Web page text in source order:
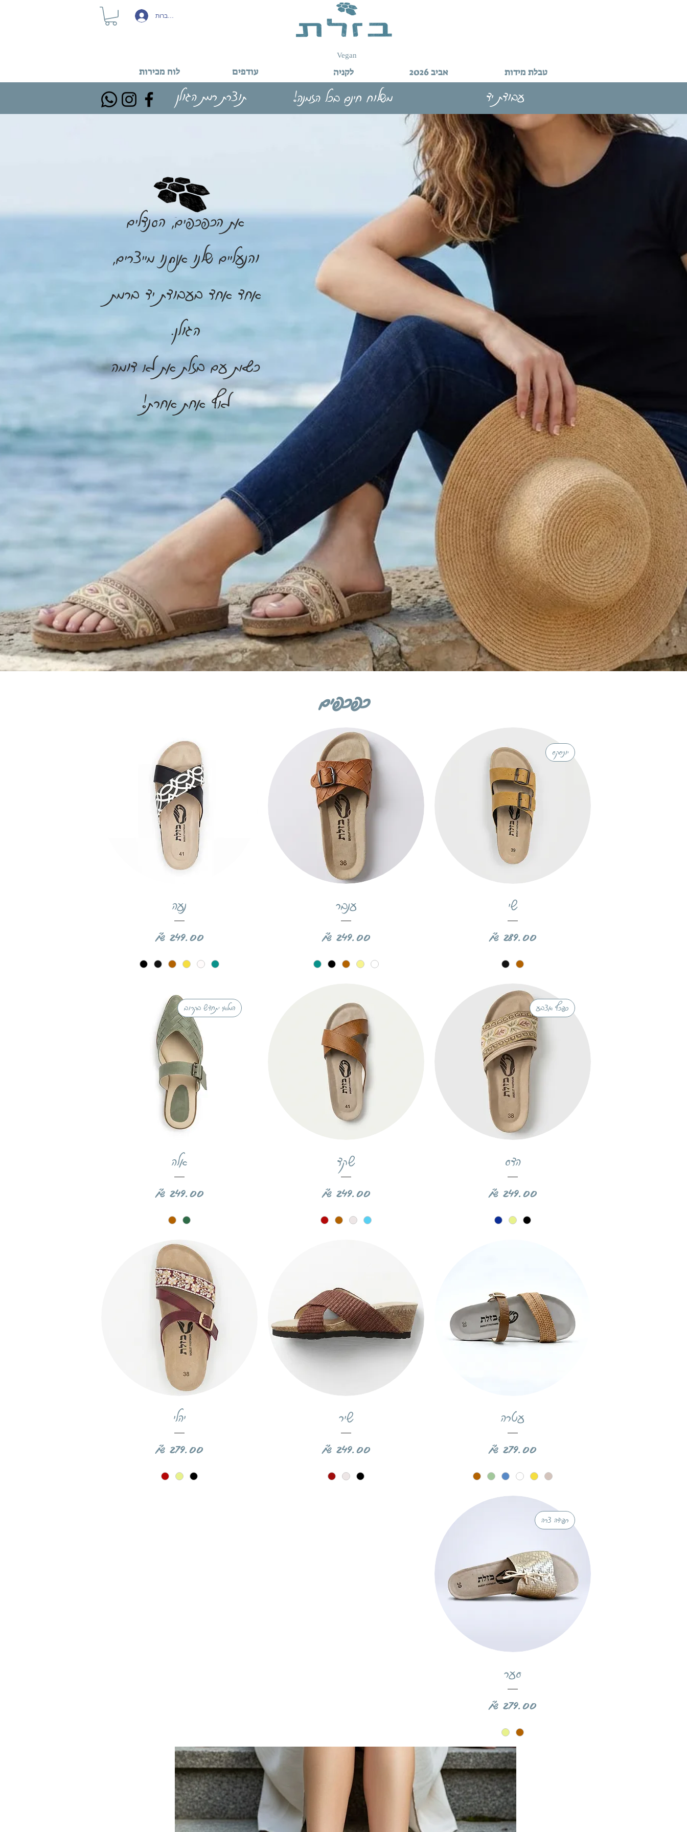
להתחברות
Vegan
לוח מכירות עודפים לקניה אביב 2026 טבלת מידות
עבודת יד משלוח חינם בכל הזמנה! תוצרת רמת הגולן
את הכפכפים, הסנדלים
והנעליים שלנו אנחנו מייצרים,
אחד אחד בעבודת יד ברמת
הגולן.
כשאת עם בזלת את לא דומה
לאף אחת אחרת!
כפכפים
יוניסקס
שי
מחיר
ענבר
מחיר
נעה
מחיר
כפכף אצבע
הדס
מחיר
שקד
מחיר
תצוגה מהירה
המלאי יתחדש בקרוב
אלה
מחיר
עטרה
מחיר
שיר
מחיר
תצוגה מהירה
יהלי
מחיר
רפידה צרה
סער
מחיר